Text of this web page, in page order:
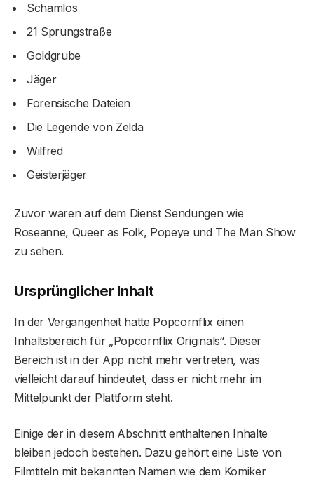
Schamlos
21 Sprungstraße
Goldgrube
Jäger
Forensische Dateien
Die Legende von Zelda
Wilfred
Geisterjäger
Zuvor waren auf dem Dienst Sendungen wie
Roseanne, Queer as Folk, Popeye und The Man Show
zu sehen.
Ursprünglicher Inhalt
In der Vergangenheit hatte Popcornflix einen
Inhaltsbereich für „Popcornflix Originals“. Dieser
Bereich ist in der App nicht mehr vertreten, was
vielleicht darauf hindeutet, dass er nicht mehr im
Mittelpunkt der Plattform steht.
Einige der in diesem Abschnitt enthaltenen Inhalte
bleiben jedoch bestehen. Dazu gehört eine Liste von
Filmtiteln mit bekannten Namen wie dem Komiker